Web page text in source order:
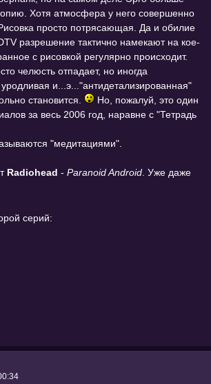
Хотя атмосфера у него совершенно
просто потрясающая. Да и обилие
разрешение тактично намекают на кое-
с рисовкой регулярно происходит.
челюсть отпадает, но иногда
и...э..."антидетализированная"
становится.
Но, пожалуй, это один
за весь 2006 год, наравне с "Тетрадь
"медитациями".
Radiohead - Paranoid Android . Уже даже
серий: